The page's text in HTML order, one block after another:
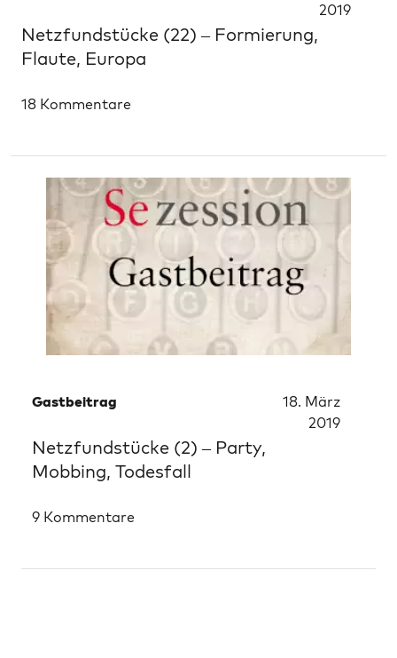
2019
Netzfundstücke (22) – Formierung,
Flaute, Europa
18 Kommentare
Gastbeitrag
18. März
2019
Netzfundstücke (2) – Party,
Mobbing, Todesfall
9 Kommentare